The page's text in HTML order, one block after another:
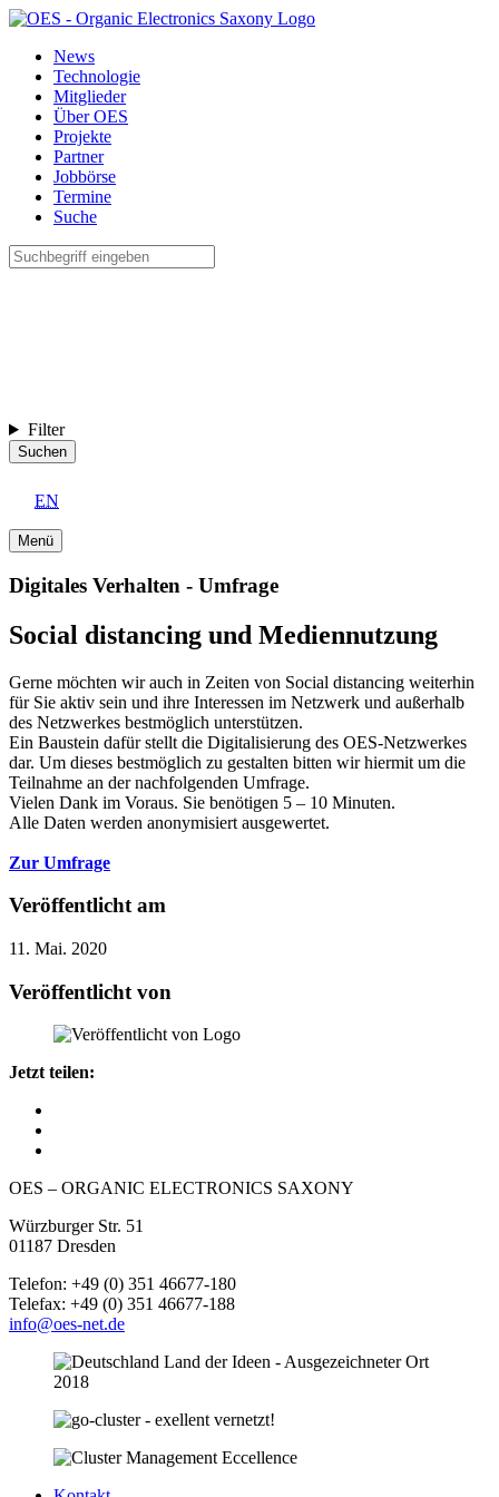
News
Technologie
Mitglieder
Über OES
Projekte
Partner
Jobbörse
Termine
Suche
Filter
Suchen
EN
Menü
Digitales Verhalten - Umfrage
Social distancing und Mediennutzung
Gerne möchten wir auch in Zeiten von Social distancing weiterhin
für Sie aktiv sein und ihre Interessen im Netzwerk und außerhalb
des Netzwerkes bestmöglich unterstützen.
Ein Baustein dafür stellt die Digitalisierung des OES-Netzwerkes
dar. Um dieses bestmöglich zu gestalten bitten wir hiermit um die
Teilnahme an der nachfolgenden Umfrage.
Vielen Dank im Voraus. Sie benötigen 5 – 10 Minuten.
Alle Daten werden anonymisiert ausgewertet.
Zur Umfrage
Veröffentlicht am
11. Mai. 2020
Veröffentlicht von
Jetzt teilen:
OES – ORGANIC ELECTRONICS SAXONY
Würzburger Str. 51
01187 Dresden
Telefon: +49 (0) 351 46677-180
Telefax: +49 (0) 351 46677-188
info@oes-net.de